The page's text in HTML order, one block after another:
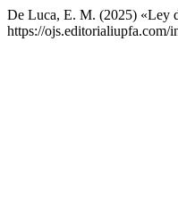
De Luca, E. M. (2025) «Ley
https://ojs.editorialiupfa.com/